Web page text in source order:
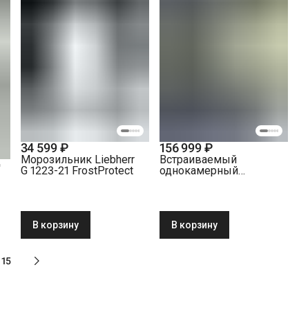
34 599 ₽
Морозильник Liebherr
G 1223-21 FrostProtect
В корзину
156 999 ₽
Встраиваемый
однокамерный
В корзину
15